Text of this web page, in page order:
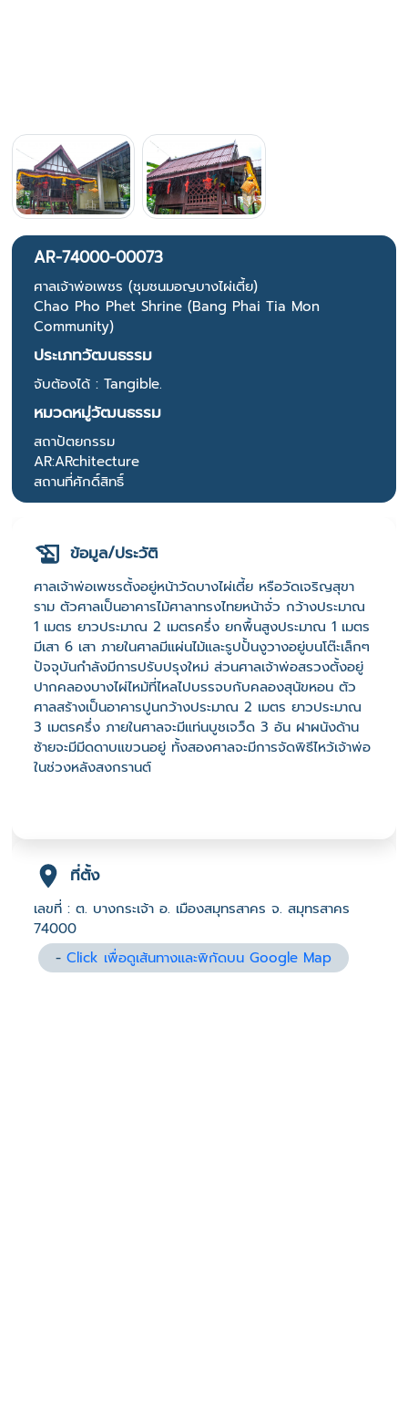
AR-74000-00073
ศาลเจ้าพ่อเพชร (ชุมชนมอญบางไผ่เตี้ย)
Chao Pho Phet Shrine (Bang Phai Tia Mon
Community)
ประเภทวัฒนธรรม
จับต้องได้ : Tangible.
หมวดหมู่วัฒนธรรม
สถาปัตยกรรม
AR:ARchitecture
สถานที่ศักดิ์สิทธิ์
ข้อมูล/ประวัติ
ศาลเจ้าพ่อเพชรตั้งอยู่หน้าวัดบางไผ่เตี้ย หรือวัดเจริญสุขา
ราม ตัวศาลเป็นอาคารไม้ศาลาทรงไทยหน้าจั่ว กว้างประมาณ
1 เมตร ยาวประมาณ 2 เมตรครึ่ง ยกพื้นสูงประมาณ 1 เมตร
มีเสา 6 เสา ภายในศาลมีแผ่นไม้และรูปปั้นงูวางอยู่บนโต๊ะเล็กๆ
ปัจจุบันกำลังมีการปรับปรุงใหม่ ส่วนศาลเจ้าพ่อสรวงตั้งอยู่
ปากคลองบางไผ่ไหม้ที่ไหลไปบรรจบกับคลองสุนัขหอน ตัว
ศาลสร้างเป็นอาคารปูนกว้างประมาณ 2 เมตร ยาวประมาณ
3 เมตรครึ่ง ภายในศาลจะมีแท่นบูชเจว็ด 3 อัน ฝาผนังด้าน
ซ้ายจะมีมีดดาบแขวนอยู่ ทั้งสองศาลจะมีการจัดพิธีไหว้เจ้าพ่อ
ในช่วงหลังสงกรานต์
ที่ตั้ง
เลขที่ : ต. บางกระเจ้า อ. เมืองสมุทรสาคร จ. สมุทรสาคร
74000
-Click เพื่อดูเส้นทางและพิกัดบน Google Map